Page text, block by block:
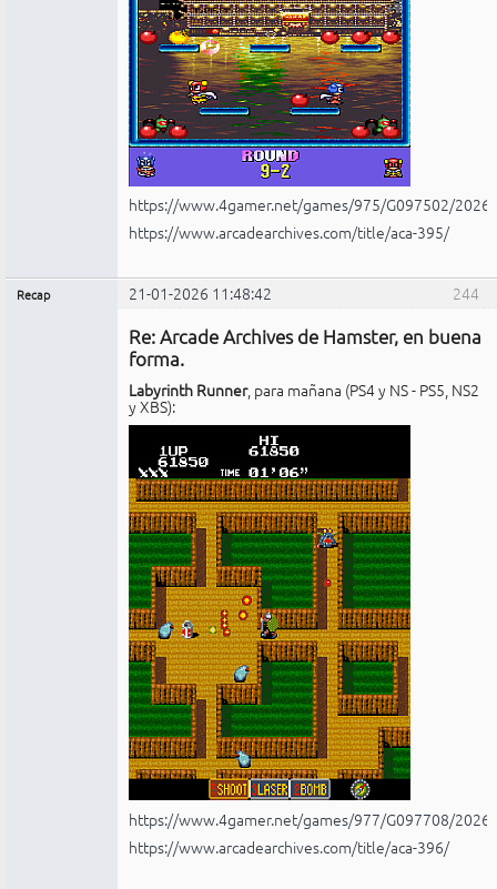
https://www.4gamer.net/games/975/G097502/
https://www.arcadearchives.com/title/aca-395/
244
Recap 21-01-2026 11:48:42
Re: Arcade Archives de Hamster, en buena
forma.
Labyrinth Runner, para mañana (PS4 y NS - PS5, NS2
y XBS):
https://www.4gamer.net/games/977/G097708/
https://www.arcadearchives.com/title/aca-396/